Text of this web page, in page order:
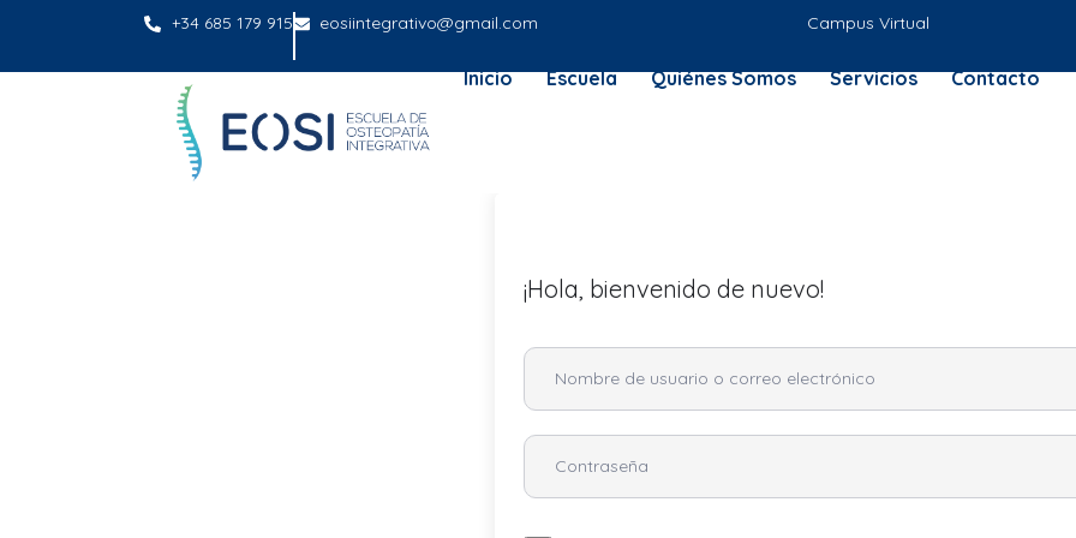
+34 685 179 915 eosiintegrativo@gmail.com Campus Virtual
Inicio Escuela Quiénes Somos Servicios Contacto
¡Hola, bienvenido de nuevo!